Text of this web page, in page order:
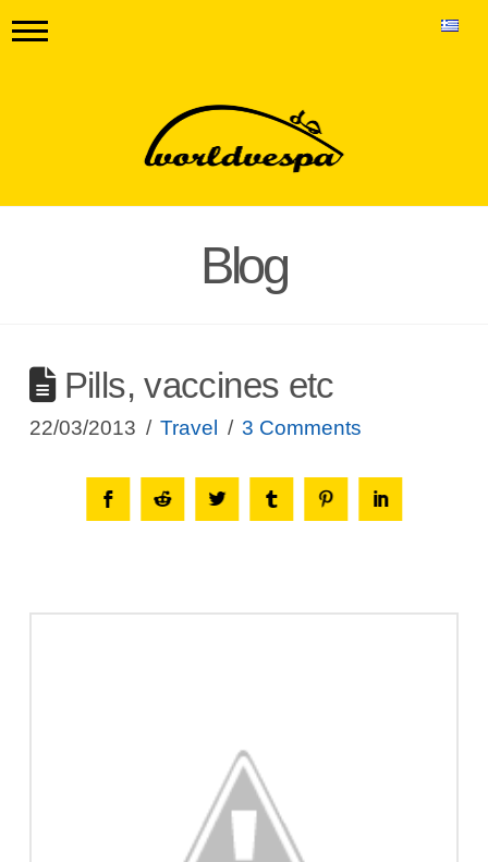
Blog
Pills, vaccines etc
22/03/2013 Travel 3 Comments